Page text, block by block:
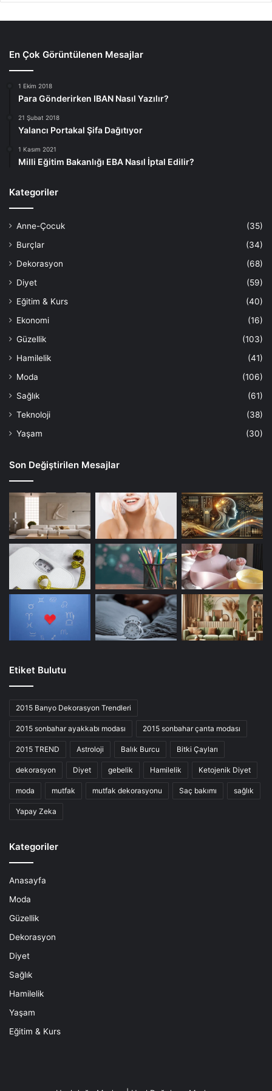
En Çok Görüntülenen Mesajlar
1 Ekim 2018
Para Gönderirken IBAN Nasıl Yazılır?
21 Şubat 2018
Yalancı Portakal Şifa Dağıtıyor
1 Kasım 2021
Milli Eğitim Bakanlığı EBA Nasıl İptal Edilir?
Kategoriler
Anne-Çocuk
(35)
Burçlar
(34)
Dekorasyon
(68)
Diyet
(59)
Eğitim & Kurs
(40)
Ekonomi
(16)
Güzellik
(103)
Hamilelik
(41)
Moda
(106)
Sağlık
(61)
Teknoloji
(38)
Yaşam
(30)
Son Değiştirilen Mesajlar
Etiket Bulutu
2015 Banyo Dekorasyon Trendleri
2015 sonbahar ayakkabı modası 2015 sonbahar çanta modası
2015 TREND Astroloji Balık Burcu Bitki Çayları
dekorasyon Diyet gebelik Hamilelik Ketojenik Diyet
moda mutfak mutfak dekorasyonu Saç bakımı sağlık
Yapay Zeka
Kategoriler
Anasayfa
Moda
Güzellik
Dekorasyon
Diyet
Sağlık
Hamilelik
Yaşam
Eğitim & Kurs